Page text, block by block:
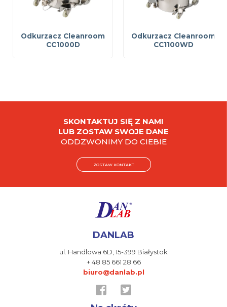
Odkurzacz Cleanroom
CC1000D
Odkurzacz Cleanroom
CC1100WD
SKONTAKTUJ SIĘ Z NAMI
LUB ZOSTAW SWOJE DANE
ODDZWONIMY DO CIEBIE
ZOSTAW KONTAKT
DANLAB
ul. Handlowa 6D,15-399 Białystok
+ 48 85 661 28 66
biuro@danlab.pl